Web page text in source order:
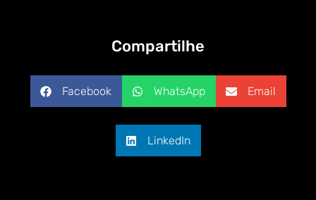
Compartilhe
Facebook WhatsApp Email
LinkedIn